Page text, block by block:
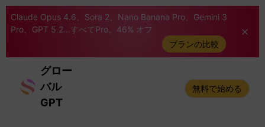
Claude Opus 4.6、Sora 2、Nano Banana Pro、Gemini 3
Pro、GPT 5.2...すべてPro。46% オフ
プランの比較
グロー
バル
GPT
無料で始める